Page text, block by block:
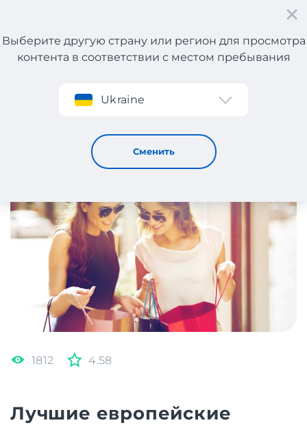
Регистрация
Выберите другую страну или регион для просмотра
контента в соответствии с местом пребывания
Ukraine
Сменить
Лучшие европейские интернет-магазины
1812 4.58
Лучшие европейские